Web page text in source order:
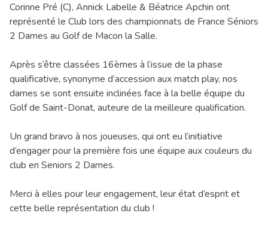
Corinne Pré (C), Annick Labelle & Béatrice Apchin ont
représenté le Club lors des championnats de France Séniors
2 Dames au Golf de Macon la Salle.
Après s’être classées 16èmes à l’issue de la phase
qualificative, synonyme d’accession aux match play, nos
dames se sont ensuite inclinées face à la belle équipe du
Golf de Saint-Donat, auteure de la meilleure qualification.
Un grand bravo à nos joueuses, qui ont eu l’initiative
d’engager pour la première fois une équipe aux couleurs du
club en Seniors 2 Dames.
Merci à elles pour leur engagement, leur état d’esprit et
cette belle représentation du club !